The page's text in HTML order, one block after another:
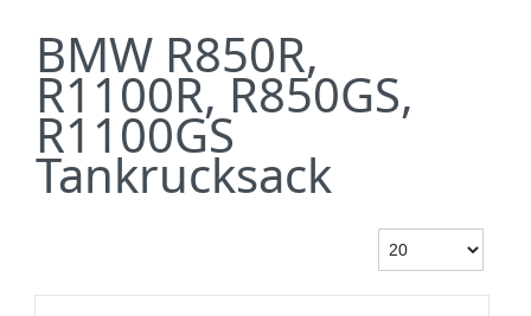
BMW R850R,
R1100R, R850GS,
R1100GS
Tankrucksack